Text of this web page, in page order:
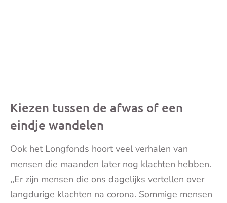
Kiezen tussen de afwas of een
eindje wandelen
Ook het Longfonds hoort veel verhalen van
mensen die maanden later nog klachten hebben.
,,Er zijn mensen die ons dagelijks vertellen over
langdurige klachten na corona. Sommige mensen